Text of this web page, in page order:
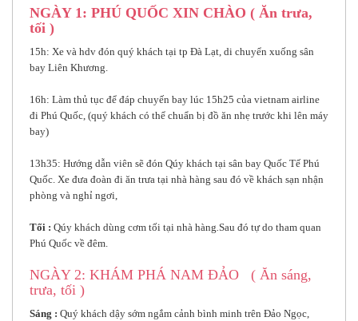
NGÀY 1: PHÚ QUỐC XIN CHÀO ( Ăn trưa,
tối )
15h: Xe và hdv đón quý khách tại tp Đà Lạt, di chuyển xuống sân
bay Liên Khương.
16h: Làm thủ tục để đáp chuyến bay lúc 15h25 của vietnam airline
đi Phú Quốc, (quý khách có thể chuẩn bị đồ ăn nhẹ trước khi lên máy
bay)
13h35: Hướng dẫn viên sẽ đón Qúy khách tại sân bay Quốc Tế Phú
Quốc. Xe đưa đoàn đi ăn trưa tại nhà hàng sau đó về khách sạn nhận
phòng và nghỉ ngơi,
Tối : Qúy khách dùng cơm tối tại nhà hàng.Sau đó tự do tham quan
Phú Quốc về đêm.
NGÀY 2: KHÁM PHÁ NAM ĐẢO ( Ăn sáng,
trưa, tối )
Sáng : Quý khách dậy sớm ngắm cảnh bình minh trên Đảo Ngọc,